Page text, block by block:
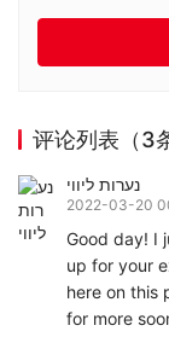
评论列表（3
נערות ליווי
2022-03-20
Good day! I
up for your
here on this
for more